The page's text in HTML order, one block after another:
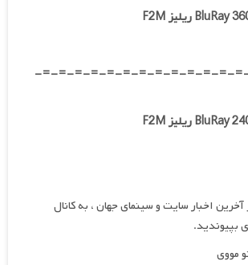
-=-=-=-=-=-=-=-=-=-=-=-=-
اخبار سایت و سینمای جهان ، به کانال
بپیوندید.
مووی